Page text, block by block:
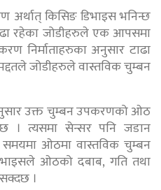
किसिङ डिभाइस भनिन्छ
रहेका जोडीहरुले एक आपसमा
निर्माताहरुका अनुसार टाढा
जोडीहरुले वास्तविक चुम्बन
उक्त चुम्बन उपकरणको ओठ
। त्यसमा सेन्सर पनि जडान
ओठमा वास्तविक चुम्बन
ओठको दबाब, गति तथा
।